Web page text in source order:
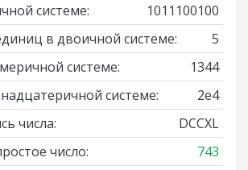
системе:
1011100100
в двоичной системе:
5
системе:
1344
системе:
2e4
числа:
DCCXL
число:
743